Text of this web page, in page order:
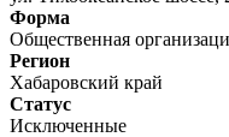
Форма
Общественная
Регион
Хабаровский край
Статус
Исключенные